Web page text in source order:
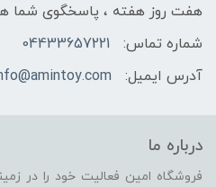
هفت روز هفته ، پاسخگوی شما
شماره تماس:
04433657221
آدرس ایمیل:
درباره ما